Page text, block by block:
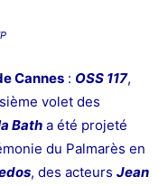
Cannes : OSS 117,
volet des
Bath a été projeté
du Palmarès en
, des acteurs Jean